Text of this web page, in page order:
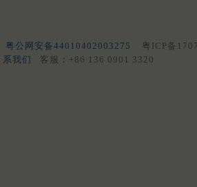
粤公网安备44010402003275 粤ICP备
系我们
客服：+86 136 0901 3320